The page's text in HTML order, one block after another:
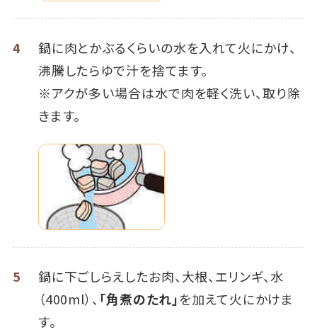
4
鍋に肉とかぶるくらいの水を入れて火にかけ、
沸騰したらゆで汁を捨てます。
※アクが多い場合は水で肉を軽く洗い、取り除
きます。
5
鍋に下ごしらえしたお肉、大根、エリンギ、水
（400ml）、 「角煮のたれ」を加えて火にかけま
す。